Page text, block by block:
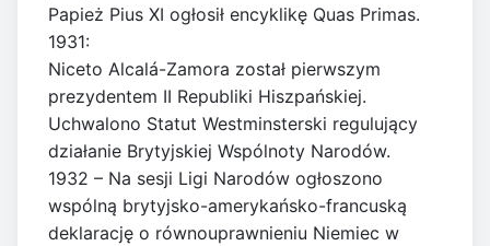
Papież Pius XI ogłosił encyklikę Quas Primas.
1931:
Niceto Alcalá-Zamora został pierwszym
prezydentem II Republiki Hiszpańskiej.
Uchwalono Statut Westminsterski regulujący
działanie Brytyjskiej Wspólnoty Narodów.
1932 – Na sesji Ligi Narodów ogłoszono
wspólną brytyjsko-amerykańsko-francuską
deklarację o równouprawnieniu Niemiec w